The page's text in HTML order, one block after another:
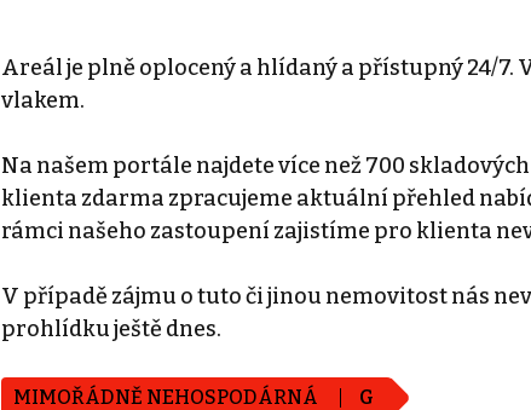
Areál je plně oplocený a hlídaný a přístupný 24/
vlakem.
Na našem portále najdete více než 700
klienta zdarma zpracujeme aktuální přehled
rámci našeho zastoupení zajistíme pro klienta
V případě zájmu o tuto či jinou nemovitost nás
prohlídku ještě dnes.
MIMOŘÁDNĚ NEHOSPODÁRNÁ G